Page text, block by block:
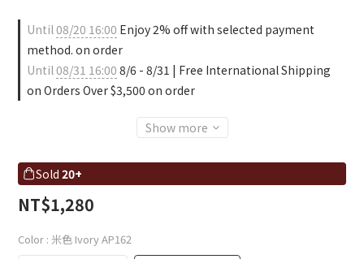
Until08/20 16:00 Enjoy 2% off with selected payment
method. on order
Until08/31 16:00 8/6 - 8/31 | Free International Shipping
on Orders Over $3,500 on order
Show more
Sold 20+
NT$1,280
Color : 米色 Ivory AP162